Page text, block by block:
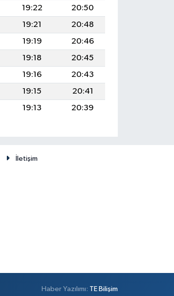
19:22
20:50
19:21
20:48
19:19
20:46
19:18
20:45
19:16
20:43
19:15
20:41
19:13 20:39
İletişim
Haber Yazılımı: TE Bilişim